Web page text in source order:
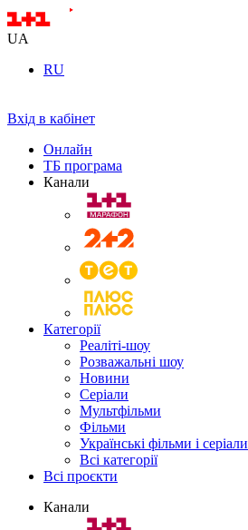
UA
RU
Вхід в кабінет
Онлайн
ТБ програма
Канали
Категорії
Реаліті-шоу
Розважальні шоу
Новини
Серіали
Мультфільми
Фільми
Українські фільми і серіали
Всі категорії
Всі проєкти
Канали